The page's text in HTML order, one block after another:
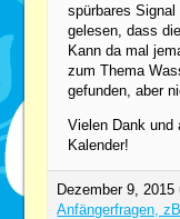
spürbares
gelesen, dass
Kann da mal
zum Thema
gefunden, aber
Vielen Dank und
Kalender!
Dezember 9, 2015
Anfängerfragen,